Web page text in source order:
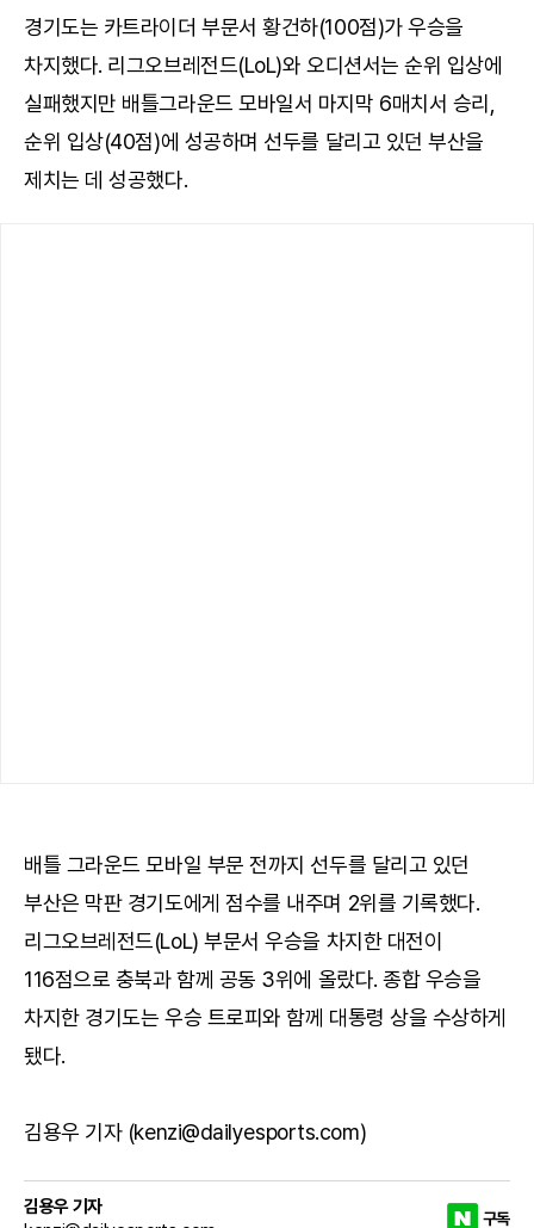
경기도는 카트라이더 부문서 황건하(100점)가 우승을
차지했다. 리그오브레전드(LoL)와 오디션서는 순위 입상에
실패했지만 배틀그라운드 모바일서 마지막 6매치서 승리,
순위 입상(40점)에 성공하며 선두를 달리고 있던 부산을
제치는 데 성공했다.
배틀 그라운드 모바일 부문 전까지 선두를 달리고 있던
부산은 막판 경기도에게 점수를 내주며 2위를 기록했다.
리그오브레전드(LoL) 부문서 우승을 차지한 대전이
116점으로 충북과 함께 공동 3위에 올랐다. 종합 우승을
차지한 경기도는 우승 트로피와 함께 대통령 상을 수상하게
됐다.
김용우 기자 (kenzi@dailyesports.com)
김용우 기자
구독